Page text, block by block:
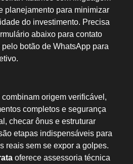
planejamento para minimizar
do investimento. Precisa
abaixo para contato
botão de WhatsApp para
origem verificável,
completos e segurança
checar ônus e estruturar
etapas indispensáveis para
reais sem se expor a golpes.
oferece assessoria técnica